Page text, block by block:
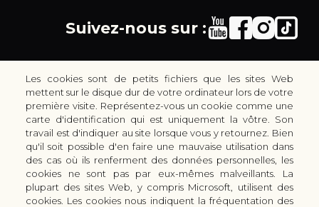
Suivez-nous sur :
30 rue Colbert - 51100 REIMS - France
coutellerie.champenoise@gmail.com
+33 (0) 3 51 42 66 63
Boutique
LES GAMMES DE COUTEAUX KAI
Les cookies sont de petits fichiers que les sites Web
mettent sur le disque dur de votre ordinateur lors de votre
première visite. Représentez-vous un cookie comme une
carte d'identification qui est uniquement la vôtre. Son
travail est d'indiquer au site lorsque vous y retournez. Bien
qu'il soit possible d'en faire une mauvaise utilisation dans
des cas où ils renferment des données personnelles, les
cookies ne sont pas par eux-mêmes malveillants. La
plupart des sites Web, y compris Microsoft, utilisent des
cookies. Les cookies nous indiquent la fréquentation des